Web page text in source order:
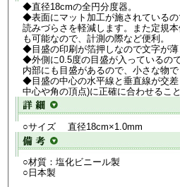
◆直径18cmの全円分度器。
◆表面にマット加工が施されている
読みづらさを軽減します。また定規
も可能なので、計測の際など便利。
◆目盛の印刷が箔押しなので文字が薄
◆外側に0.5度の目盛が入っているの
内部にも目盛があるので、小さな物で
◆目盛の中心の水平線と垂直線が交
中心や角の頂点)に正確に合わせること
○サイズ 直径18cm×1.0mm
○材質：塩化ビニール製
○日本製